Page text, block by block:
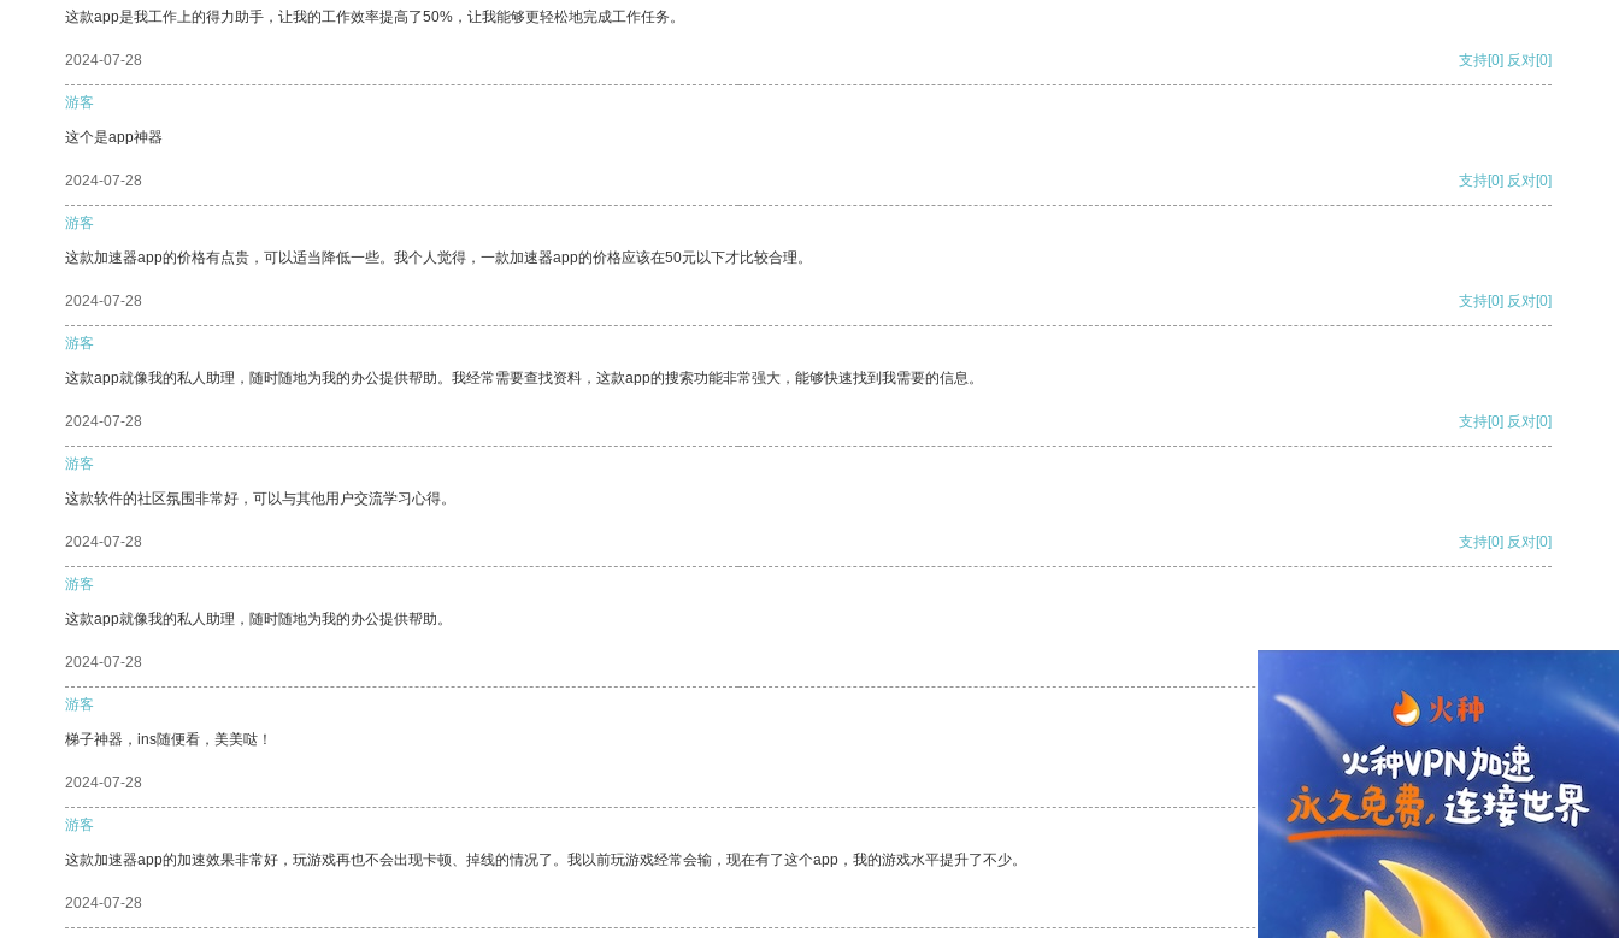
这款app是我工作上的得力助手，让我的工作效率提高了50%，让我能够更轻松地完成工作任务。
2024-07-28 支持[0] 反对[0]
游客
这个是app神器
2024-07-28 支持[0] 反对[0]
游客
这款加速器app的价格有点贵，可以适当降低一些。我个人觉得，一款加速器app的价格应该在50元以下才比较合理。
2024-07-28 支持[0] 反对[0]
游客
这款app就像我的私人助理，随时随地为我的办公提供帮助。我经常需要查找资料，这款app的搜索功能非常强大，能够快速找到我需要的信息。
2024-07-28 支持[0] 反对[0]
游客
这款软件的社区氛围非常好，可以与其他用户交流学习心得。
2024-07-28 支持[0] 反对[0]
游客
这款app就像我的私人助理，随时随地为我的办公提供帮助。
2024-07-28
游客
梯子神器，ins随便看，美美哒！
2024-07-28 支持 [0] 反对 [0]
游客
这款加速器app的加速效果非常好，玩游戏再也不会出现卡顿、掉线的情况了。我以前玩游戏经常会输，现在有了这个app，我的游戏水平提升了不少。
2024-07-28 支持